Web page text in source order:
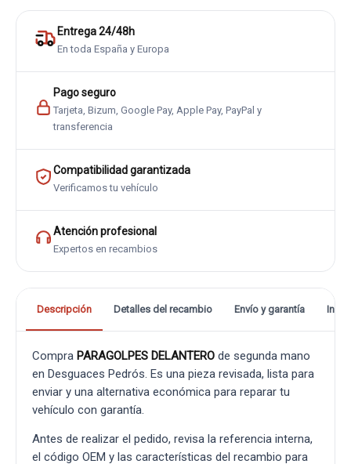
Entrega 24/48h
En toda España y Europa
Pago seguro
Tarjeta, Bizum, Google Pay, Apple Pay, PayPal y
transferencia
Compatibilidad garantizada
Verificamos tu vehículo
Atención profesional
Expertos en recambios
Descripción Detalles del recambio Envío y garantía
Compra PARAGOLPES DELANTERO de segunda mano
en Desguaces Pedrós. Es una pieza revisada, lista para
enviar y una alternativa económica para reparar tu
vehículo con garantía.
Antes de realizar el pedido, revisa la referencia interna,
el código OEM y las características del recambio para